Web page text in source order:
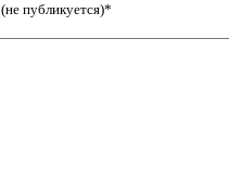
(не публикуется)*